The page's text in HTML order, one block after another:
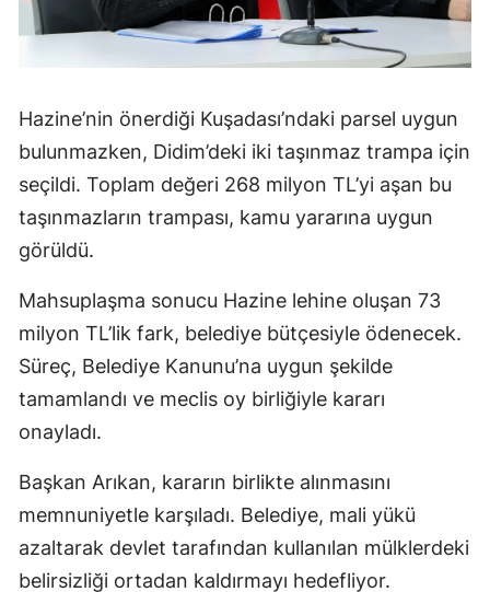
Hazine’nin önerdiği Kuşadası’ndaki parsel uygun
bulunmazken, Didim’deki iki taşınmaz trampa için
seçildi. Toplam değeri 268 milyon TL’yi aşan bu
taşınmazların trampası, kamu yararına uygun
görüldü.
Mahsuplaşma sonucu Hazine lehine oluşan 73
milyon TL’lik fark, belediye bütçesiyle ödenecek.
Süreç, Belediye Kanunu’na uygun şekilde
tamamlandı ve meclis oy birliğiyle kararı
onayladı.
Başkan Arıkan, kararın birlikte alınmasını
memnuniyetle karşıladı. Belediye, mali yükü
azaltarak devlet tarafından kullanılan mülklerdeki
belirsizliği ortadan kaldırmayı hedefliyor.